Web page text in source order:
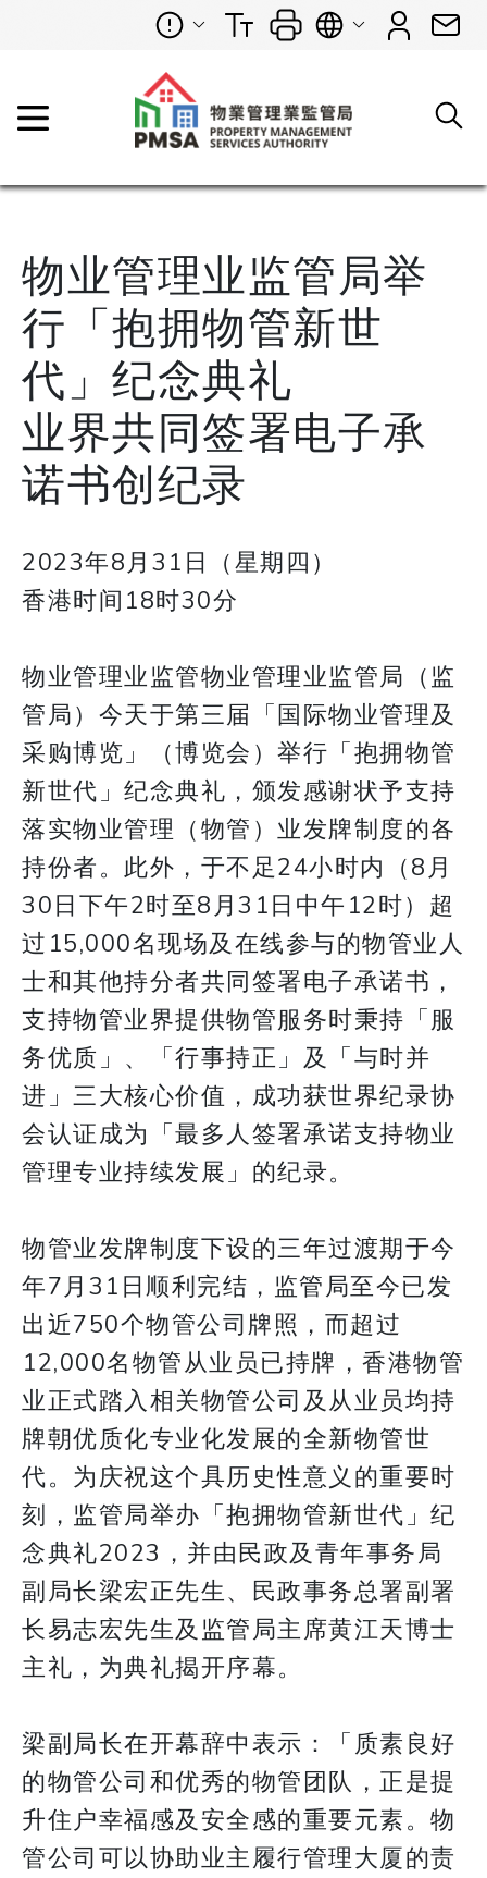
物业管理业监管局举
行「抱拥物管新世
代」纪念典礼
业界共同签署电子承
诺书创纪录
2023年8月31日（星期四）
香港时间18时30分
物业管理业监管物业管理业监管局（监
管局）今天于第三届「国际物业管理及
采购博览」（博览会）举行「抱拥物管
新世代」纪念典礼，颁发感谢状予支持
落实物业管理（物管）业发牌制度的各
持份者。此外，于不足24小时内（8月
30日下午2时至8月31日中午12时）超
过15,000名现场及在线参与的物管业人
士和其他持分者共同签署电子承诺书，
支持物管业界提供物管服务时秉持「服
务优质」、「行事持正」及「与时并
进」三大核心价值，成功获世界纪录协
会认证成为「最多人签署承诺支持物业
管理专业持续发展」的纪录。
物管业发牌制度下设的三年过渡期于今
年7月31日顺利完结，监管局至今已发
出近750个物管公司牌照，而超过
12,000名物管从业员已持牌，香港物管
业正式踏入相关物管公司及从业员均持
牌朝优质化专业化发展的全新物管世
代。为庆祝这个具历史性意义的重要时
刻，监管局举办「抱拥物管新世代」纪
念典礼2023，并由民政及青年事务局
副局长梁宏正先生、民政事务总署副署
长易志宏先生及监管局主席黄江天博士
主礼，为典礼揭开序幕。
梁副局长在开幕辞中表示：「质素良好
的物管公司和优秀的物管团队，正是提
升住户幸福感及安全感的重要元素。物
管公司可以协助业主履行管理大厦的责